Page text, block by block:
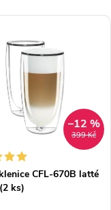
399 Kč
–12 %
CFL-670B latté
ks)